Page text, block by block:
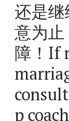
还是
意为
障！If
p